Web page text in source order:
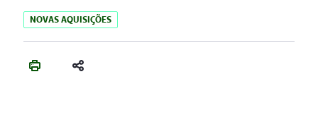
NOVAS AQUISIÇÕES